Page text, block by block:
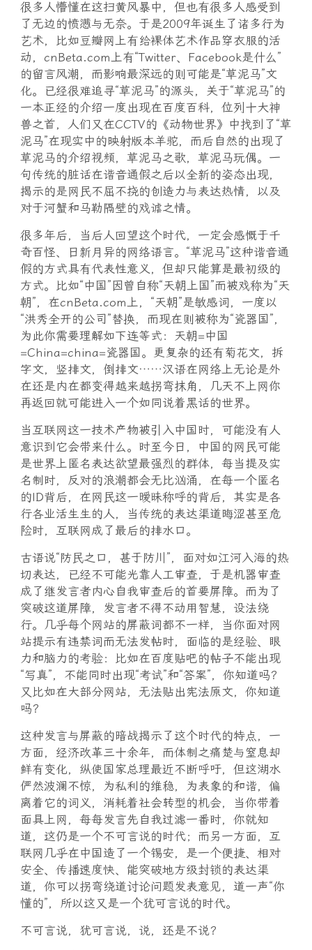
很多人懵懂在这扫黄风暴中，但也有很多人感受到
了无边的愤懑与无奈。于是2009年诞生了诸多行为
艺术，比如豆瓣网上有给裸体艺术作品穿衣服的活
动，cnBeta.com上有“Twitter、Facebook是什么”
的留言风潮，而影响最深远的则可能是“草泥马”文
化。已经很难追寻“草泥马”的源头，关于“草泥马”的
一本正经的介绍一度出现在百度百科，位列十大神
兽之首，人们又在CCTV的《动物世界》中找到了“草
泥马”在现实中的映射版本羊驼，而后自然的出现了
草泥马的介绍视频，草泥马之歌，草泥马玩偶。一
句传统的脏话在谐音通假之后以全新的姿态出现，
揭示的是网民不屈不挠的创造力与表达热情，以及
对于河蟹和马勒隔壁的戏谑之情。
很多年后，当后人回望这个时代，一定会感慨于千
奇百怪、日新月异的网络语言。“草泥马”这种谐音通
假的方式具有代表性意义，但却只能算是最初级的
方式。比如“中国”因曾自称“天朝上国”而被戏称为“天
朝”，在cnBeta.com上，“天朝”是敏感词，一度以
“洪秀全开的公司”替换，而现在则被称为“瓷器国”，
为此你需要理解如下连等式：天朝=中国
=China=china=瓷器国。更复杂的还有菊花文，拆
字文，竖排文，倒排文……汉语在网络上无论是外
在还是内在都变得越来越拐弯抹角，几天不上网你
再返回就可能进入一个如同说着黑话的世界。
当互联网这一技术产物被引入中国时，可能没有人
意识到它会带来什么。时至今日，中国的网民可能
是世界上匿名表达欲望最强烈的群体，每当提及实
名制时，反对的浪潮都会无比汹涌，在每一个匿名
的ID背后，在网民这一暧昧称呼的背后，其实是各
行各业活生生的人，当传统的表达渠道晦涩甚至危
险时，互联网成了最后的排水口。
古语说“防民之口，甚于防川”，面对如江河入海的热
切表达，已经不可能光靠人工审查，于是机器审查
成了继发言者内心自我审查后的首要屏障。而为了
突破这道屏障，发言者不得不动用智慧，设法绕
行。几乎每个网站的屏蔽词都不一样，当你面对网
站提示有违禁词而无法发帖时，面临的是经验、眼
力和脑力的考验：比如在百度贴吧的帖子不能出现
“写真”，不能同时出现“考试”和“答案”，你知道吗？
又比如在大部分网站，无法贴出宪法原文，你知道
吗？
这种发言与屏蔽的暗战揭示了这个时代的特点，一
方面，经济改革三十余年，而体制之痛楚与窒息却
鲜有变化，纵使国家总理最近不断呼吁，但这湖水
俨然波澜不惊，为私利的维稳，为表象的和谐，偏
离着它的词义，消耗着社会转型的机会，当你带着
面具上网，每每发言先自我过滤一番时，你就知
道，这仍是一个不可言说的时代；而另一方面，互
联网几乎在中国造了一个锡安，是一个便捷、相对
安全、传播速度快、能突破地方级封锁的表达渠
道，你可以拐弯绕道讨论问题发表意见，道一声“你
懂的”，所以这又是一个犹可言说的时代。
不可言说，犹可言说，说，还是不说？